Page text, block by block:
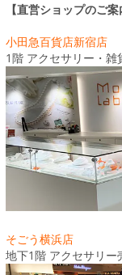
【直営ショップのご案
小田急百貨店新宿店
1階 アクセサリー・雑
そごう横浜店
地下1階 アクセサリー